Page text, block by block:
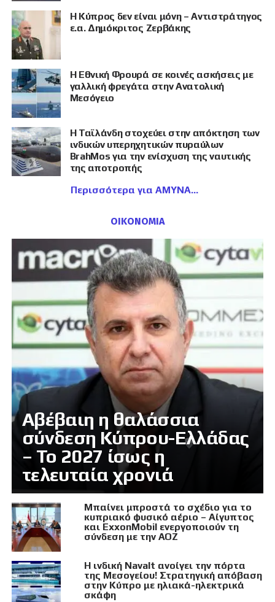
Η Κύπρος δεν είναι μόνη – Αντιστράτηγος
ε.α. Δημόκριτος Ζερβάκης
Η Εθνική Φρουρά σε κοινές ασκήσεις με
γαλλική φρεγάτα στην Ανατολική
Μεσόγειο
Η Ταϊλάνδη στοχεύει στην απόκτηση των
ινδικών υπερηχητικών πυραύλων
BrahMos για την ενίσχυση της ναυτικής
της αποτροπής
Περισσότερα για ΑΜΥΝΑ
ΟΙΚΟΝΟΜΙΑ
Αβέβαιη η θαλάσσια
σύνδεση Κύπρου-Ελλάδας
– Το 2027 ίσως η
τελευταία χρονιά
Μπαίνει μπροστά το σχέδιο για το
κυπριακό φυσικό αέριο – Αίγυπτος
και ExxonMobil ενεργοποιούν τη
σύνδεση με την ΑΟΖ
Η ινδική Navalt ανοίγει την πόρτα
της Μεσογείου! Στρατηγική απόβαση
στην Κύπρο με ηλιακά-ηλεκτρικά
σκάφη